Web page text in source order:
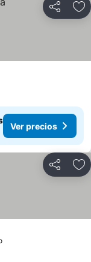
Compartir
Ver precios
Compartir
Ver precios